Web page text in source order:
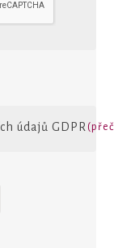
údajů GDPR